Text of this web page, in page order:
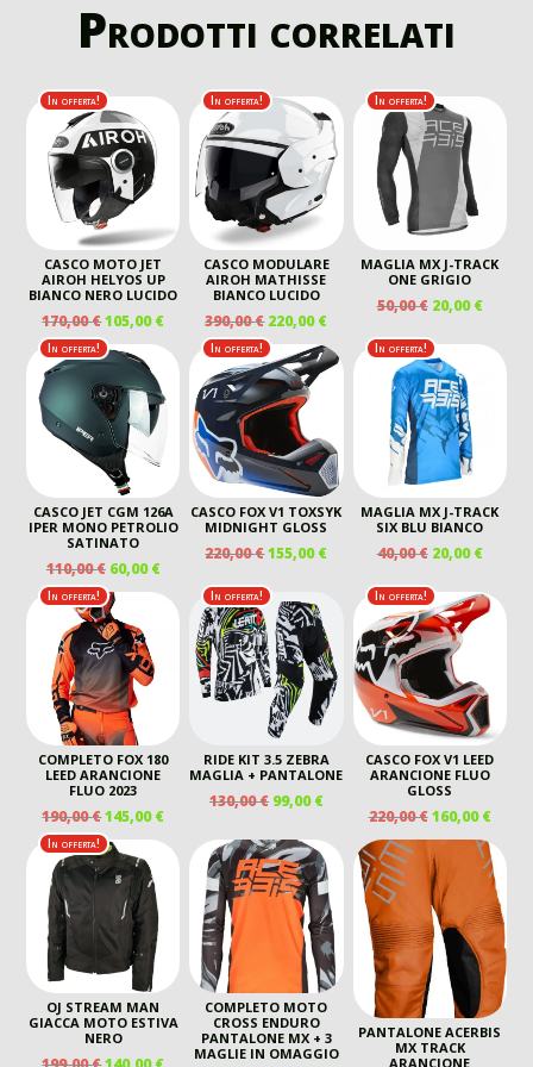
Prodotti correlati
In offerta!
CASCO MOTO JET
AIROH HELYOS UP
BIANCO NERO LUCIDO
170,00€IL
PREZZO
ORIGINALE
ERA:
170,00 €.
105,00€IL
PREZZO
ATTUALE
105,00 €.
In offerta!
CASCO MODULARE
AIROH MATHISSE
BIANCO LUCIDO
390,00€ IL
PREZZO
ORIGINALE
ERA:
390,00 €.
220,00€IL
PREZZO
ATTUALE
220,00 €.
In offerta!
MAGLIA MX J-TRACK
ONE GRIGIO
50,00€ IL
ORIGINALE
ERA:
50,00 €.
20,00€IL
In offerta!
CASCO JET CGM 126A
IPER MONO PETROLIO
SATINATO
110,00€ IL
PREZZO
ORIGINALE
ERA:
110,00 €.
60,00€IL
PREZZO
ATTUALE
60,00 €.
In offerta!
CASCO FOX V1 TOXSYK
MIDNIGHT GLOSS
220,00€IL
ORIGINALE
ERA:
220,00 €.
155,00€IL
ATTUALE
155,00 €.
In offerta!
MAGLIA MX J-TRACK
SIX BLU BIANCO
40,00€ IL
ORIGINALE
ERA:
40,00 €.
20,00€IL
È:
In offerta!
COMPLETO FOX 180
LEED ARANCIONE
FLUO 2023
190,00€IL
PREZZO
ORIGINALE
ERA:
190,00 €.
145,00€IL
PREZZO
ATTUALE
145,00 €.
In offerta!
RIDE KIT 3.5 ZEBRA
MAGLIA + PANTALONE
130,00€ IL
ORIGINALE
ERA:
130,00 €.
99,00€IL
PREZZO
ATTUALE
È:
99,00 €.
In offerta!
CASCO FOX V1 LEED
ARANCIONE FLUO
GLOSS
220,00€ IL
PREZZO
ORIGINALE
ERA:
220,00 €.
160,00€IL
È:
In offerta!
OJ STREAM MAN
GIACCA MOTO ESTIVA
NERO
IL
IL
COMPLETO MOTO
CROSS ENDURO
PANTALONE MX + 3
MAGLIE IN OMAGGIO
PANTALONE ACERBIS
MX TRACK
ARANCIONE